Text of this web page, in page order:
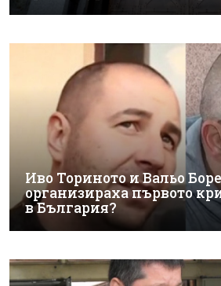
Иво Ториното и Вальо
организираха първото
в България?